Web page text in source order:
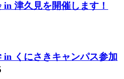
in 津久見を開催します！
in くにさきキャンパス参加